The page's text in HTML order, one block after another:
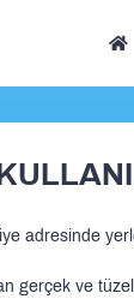
adresinde
gerçek ve